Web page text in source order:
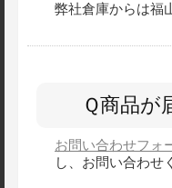
弊社倉庫からは福
Ｑ商品が
お問い合わせフォ
し、お問い合わせ